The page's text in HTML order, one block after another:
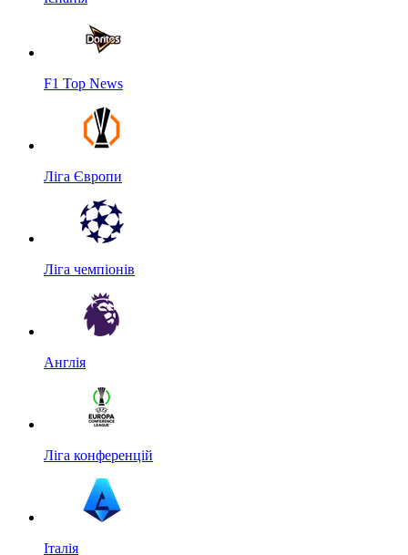
F1 Top News
Ліга Європи
Ліга чемпіонів
Англія
Ліга конференцій
Італія